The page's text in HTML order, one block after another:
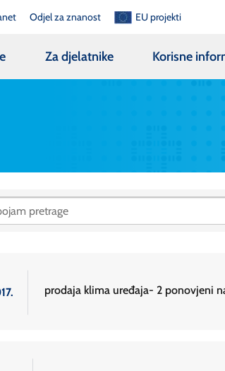
Odjel za znanost EU projekti
Za djelatnike Korisne
prodaja klima uređaja- 2 ponovjeni